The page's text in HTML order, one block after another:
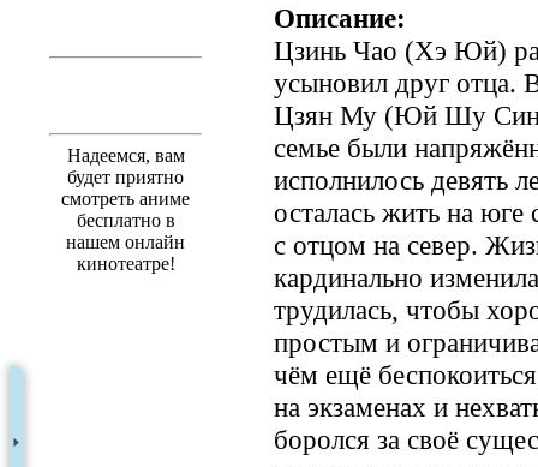
Надеемся, вам
будет приятно
смотреть аниме
бесплатно в
нашем онлайн
кинотеатре!
Описание:
Цзинь Чао (Хэ Юй)
усыновил друг отца.
Цзян Му (Юй Шу
семье были
исполнилось девять
осталась жить на
с отцом на север.
кардинально
трудилась, чтобы
простым и
чём ещё
на экзаменах и
боролся за своё